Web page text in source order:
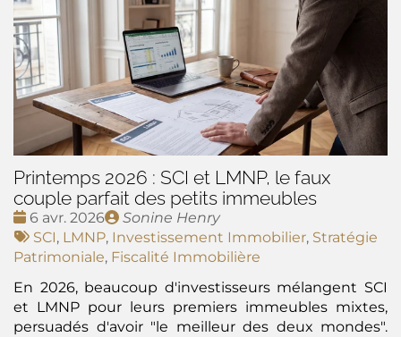
Printemps 2026 : SCI et LMNP, le faux
couple parfait des petits immeubles
Date
:
6 avr. 2026
Publié
par
Sonine Henry
Tags
:
SCI, LMNP, Investissement Immobilier, Stratégie
Patrimoniale, Fiscalité Immobilière
En 2026, beaucoup d'investisseurs mélangent SCI
et LMNP pour leurs premiers immeubles mixtes,
persuadés d'avoir "le meilleur des deux mondes".